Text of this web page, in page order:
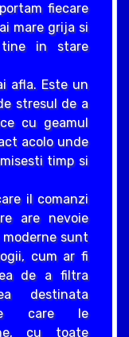
fiecare
mare grija si
in stare
afla. Este un
stresul de a
cu geamul
acolo unde
timp si
il comanzi
are nevoie
sunt
cum ar fi
de a filtra
destinata
pe care le
cu toate